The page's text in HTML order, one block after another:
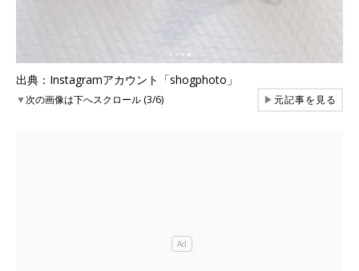
出典：Instagramアカウント「shogphoto」
▼次の画像は下へスクロール (3/6) ▶元記事を見る